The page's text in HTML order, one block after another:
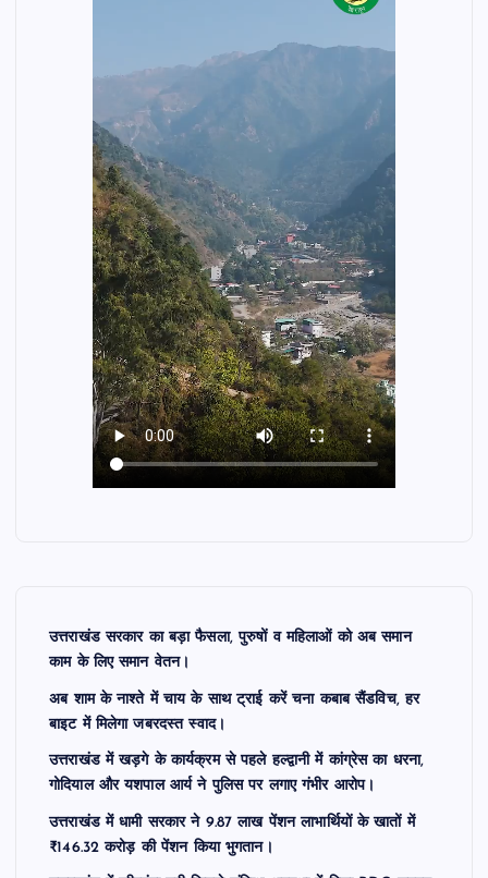
उत्तराखंड सरकार का बड़ा फैसला, पुरुषों व महिलाओं को अब समान
काम के लिए समान वेतन।
अब शाम के नाश्ते में चाय के साथ ट्राई करें चना कबाब सैंडविच, हर
बाइट में मिलेगा जबरदस्त स्वाद।
उत्तराखंड में खड़गे के कार्यक्रम से पहले हल्द्वानी में कांग्रेस का धरना,
गोदियाल और यशपाल आर्य ने पुलिस पर लगाए गंभीर आरोप।
उत्तराखंड में धामी सरकार ने 9.87 लाख पेंशन लाभार्थियों के खातों में
₹146.32 करोड़ की पेंशन किया भुगतान।